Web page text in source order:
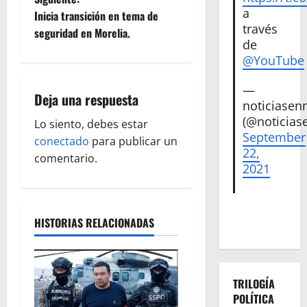
g
c
i
ó
e
e
n
Inicia transición en tema de
seguridad en Morelia.
Deja una respuesta
Lo siento, debes estar
conectado para publicar un
comentario.
HISTORIAS RELACIONADAS
a
través
de
@YouTube
—
September
22,
2021
TRILOGÍA
POLÍTICA